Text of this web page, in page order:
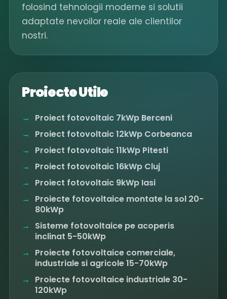
folosind tehnologii moderne si solutii
adaptate nevoilor reale ale clientilor
nostri.
Proiecte Utile
Proiect fotovoltaic 7kWp Berceni
Proiect fotovoltaic 12kWp Corbeanca
Proiect fotovoltaic 11kWp Pitesti
Proiect fotovoltaic 16kWp Cluj
Proiect fotovoltaic 9kWp Iasi
Proiecte fotovoltaice montate la sol 20-
80kWp
Sisteme fotovoltaice pe acoperis
inclinat 5-50kWp
Proiecte fotovoltaice comerciale,
industriale si agricole 15-70kWp
Proiecte fotovoltaice industriale 30-
120kWp